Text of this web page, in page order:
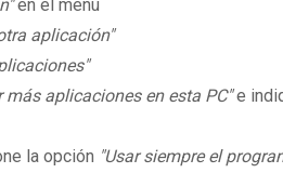
en el menú
aplicación"
más aplicaciones en esta PC"e
la opción "Usar siempre el